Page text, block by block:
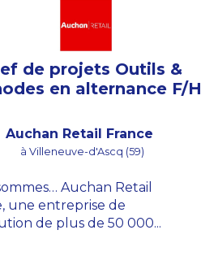
de projets Outils &
en alternance F/H
Auchan Retail France
à Villeneuve-d'Ascq (59)
Auchan Retail
une entreprise de
de plus de 50 000...